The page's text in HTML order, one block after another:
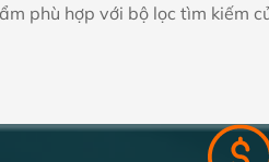
phù hợp với bộ lọc tìm kiếm